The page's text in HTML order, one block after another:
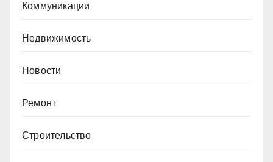
Коммуникации
Недвижимость
Новости
Ремонт
Строительство